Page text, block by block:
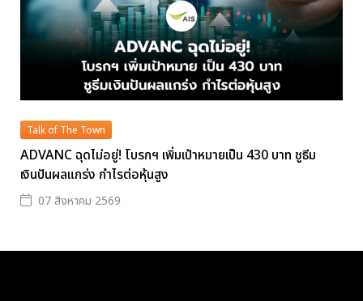
Talk of The Town
ADVANC ฉุดไม่อยู่! โบรกฯ เพิ่มเป้าหมายเป็น 430 บาท ชูธีม
เงินปันผลแกร่ง กำไรต่อหุ้นสูง
07 สิงหาคม 2569